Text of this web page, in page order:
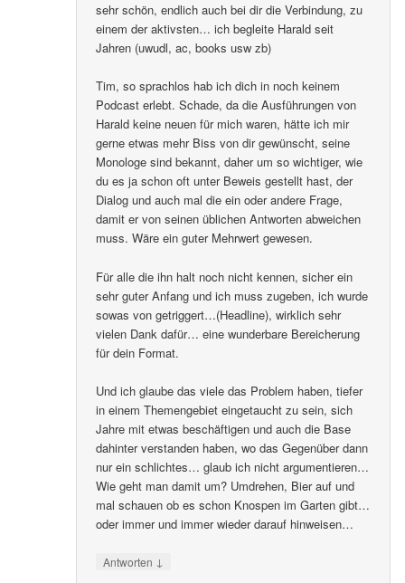
sehr schön, endlich auch bei dir die Verbindung, zu
einem der aktivsten… ich begleite Harald seit
Jahren (uwudl, ac, books usw zb)
Tim, so sprachlos hab ich dich in noch keinem
Podcast erlebt. Schade, da die Ausführungen von
Harald keine neuen für mich waren, hätte ich mir
gerne etwas mehr Biss von dir gewünscht, seine
Monologe sind bekannt, daher um so wichtiger, wie
du es ja schon oft unter Beweis gestellt hast, der
Dialog und auch mal die ein oder andere Frage,
damit er von seinen üblichen Antworten abweichen
muss. Wäre ein guter Mehrwert gewesen.
Für alle die ihn halt noch nicht kennen, sicher ein
sehr guter Anfang und ich muss zugeben, ich wurde
sowas von getriggert…(Headline), wirklich sehr
vielen Dank dafür… eine wunderbare Bereicherung
für dein Format.
Und ich glaube das viele das Problem haben, tiefer
in einem Themengebiet eingetaucht zu sein, sich
Jahre mit etwas beschäftigen und auch die Base
dahinter verstanden haben, wo das Gegenüber dann
nur ein schlichtes… glaub ich nicht argumentieren…
Wie geht man damit um? Umdrehen, Bier auf und
mal schauen ob es schon Knospen im Garten gibt…
oder immer und immer wieder darauf hinweisen…
Antworten ↓